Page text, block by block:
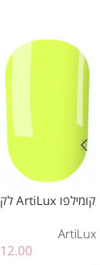
קומילפו ArtiLux לק #031 – 8 מ״ל
ArtiLux
12.00